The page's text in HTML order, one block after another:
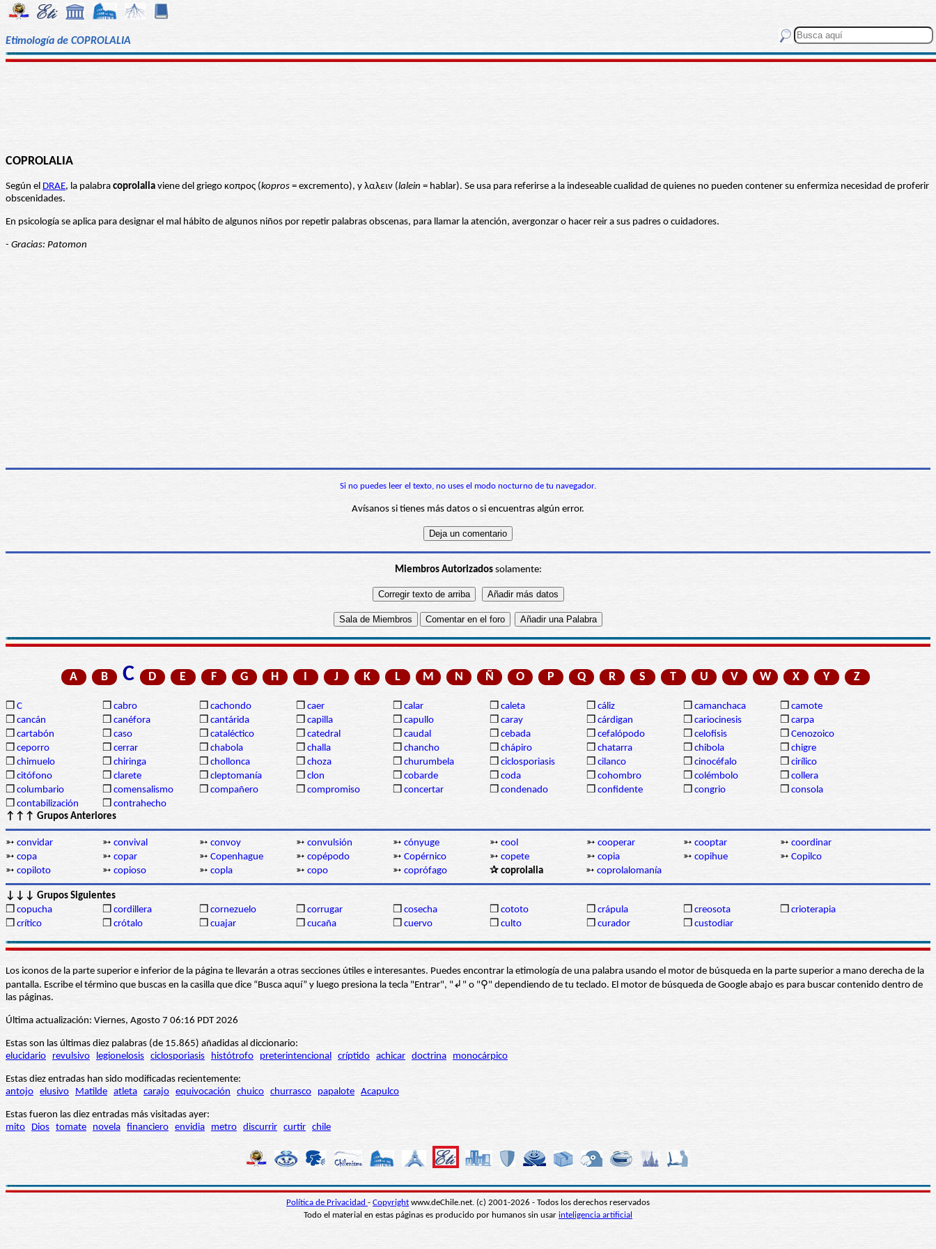
Etimología de COPROLALIA
COPROLALIA
Según el DRAE, la palabra coprolalia viene del griego κοπρος (kopros = excremento), y λαλειν (lalein = hablar). Se usa para referirse a la indeseable cualidad de quienes no pueden contener su enfermiza necesidad de proferir
obscenidades.
En psicología se aplica para designar el mal hábito de algunos niños por repetir palabras obscenas, para llamar la atención, avergonzar o hacer reir a sus padres o cuidadores.
- Gracias: Patomon
Si no puedes leer el texto, no uses el modo nocturno de tu navegador.
Avísanos si tienes más datos o si encuentras algún error.
Miembros Autorizadossolamente:
A B C D E F G H I J K L M N Ñ O P Q R S T U V W X Y Z
❒ C ❒ cabro ❒ cachondo ❒ caer ❒ calar ❒ caleta ❒ cáliz ❒ camanchaca ❒ camote
❒ cancán ❒ canéfora ❒ cantárida ❒ capilla ❒ capullo ❒ caray ❒ cárdigan ❒ cariocinesis ❒ carpa
❒ cartabón ❒ caso ❒ cataléctico ❒ catedral ❒ caudal ❒ cebada ❒ cefalópodo ❒ celofisis ❒ Cenozoico
❒ ceporro ❒ cerrar ❒ chabola ❒ challa ❒ chancho ❒ chápiro ❒ chatarra ❒ chibola ❒ chigre
❒ chimuelo ❒ chiringa ❒ chollonca ❒ choza ❒ churumbela ❒ ciclosporiasis ❒ cilanco ❒ cinocéfalo ❒ cirílico
❒ citófono ❒ clarete ❒ cleptomanía ❒ clon ❒ cobarde ❒ coda ❒ cohombro ❒ colémbolo ❒ collera
❒ columbario ❒ comensalismo ❒ compañero ❒ compromiso ❒ concertar ❒ condenado ❒ confidente ❒ congrio ❒ consola
❒ contabilización ❒ contrahecho
↑↑↑ Grupos Anteriores
➳ convidar ➳ convival ➳ convoy ➳ convulsión ➳ cónyuge ➳ cool ➳ cooperar ➳ cooptar ➳ coordinar
➳ copa ➳ copar ➳ Copenhague ➳ copépodo ➳ Copérnico ➳ copete ➳ copia ➳ copihue ➳ Copilco
➳ copiloto ➳ copioso ➳ copla ➳ copo ➳ coprófago ✰ coprolalia ➳ coprolalomanía
↓↓↓ Grupos Siguientes
❒ copucha ❒ cordillera ❒ cornezuelo ❒ corrugar ❒ cosecha ❒ cototo ❒ crápula ❒ creosota ❒ crioterapia
❒ crítico ❒ crótalo ❒ cuajar ❒ cucaña ❒ cuervo ❒ culto ❒ curador ❒ custodiar
Los iconos de la parte superior e inferior de la página te llevarán a otras secciones útiles e interesantes. Puedes encontrar la etimología de una palabra usando el motor de búsqueda en la parte superior a mano derecha de la
pantalla. Escribe el término que buscas en la casilla que dice “Busca aquí” y luego presiona la tecla "Entrar", "↲" o "⚲" dependiendo de tu teclado. El motor de búsqueda de Google abajo es para buscar contenido dentro de
las páginas.
Última actualización: Viernes, Agosto 7 06:16 PDT 2026
Estas son las últimas diez palabras (de 15.865) añadidas al diccionario:
elucidario
revulsivo legionelosis ciclosporiasis histótrofo preterintencional críptido achicar doctrina monocárpico
Estas diez entradas han sido modificadas recientemente:
antojo elusivo Matilde atleta carajo equivocación chuico churrasco papalote Acapulco
Estas fueron las diez entradas más visitadas ayer:
mito
Dios tomate novela financiero envidia metro discurrir curtir chile
Política de Privacidad - Copyright www.deChile.net. (c) 2001-2026 - Todos los derechos reservados
Todo el material en estas páginas es producido por humanos sin usar inteligencia artificial